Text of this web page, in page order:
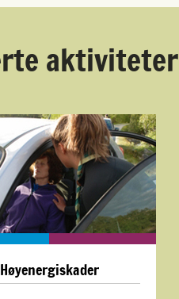
aktiviteter
Høyenergiskader